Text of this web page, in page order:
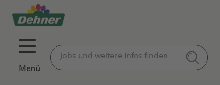
Menü